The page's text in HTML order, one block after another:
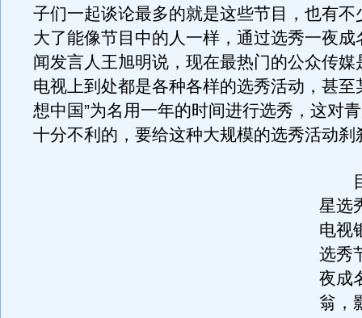
子们一起谈论最多的就是这些节目，也有不
大了能像节目中的人一样，通过选秀一夜成
闻发言人王旭明说，现在最热门的公众传媒
电视上到处都是各种各样的选秀活动，甚至
想中国”为名用一年的时间进行选秀，这对
十分不利的，要给这种大规模的选秀活动刹
目
星选
电视
选秀
夜成
翁，